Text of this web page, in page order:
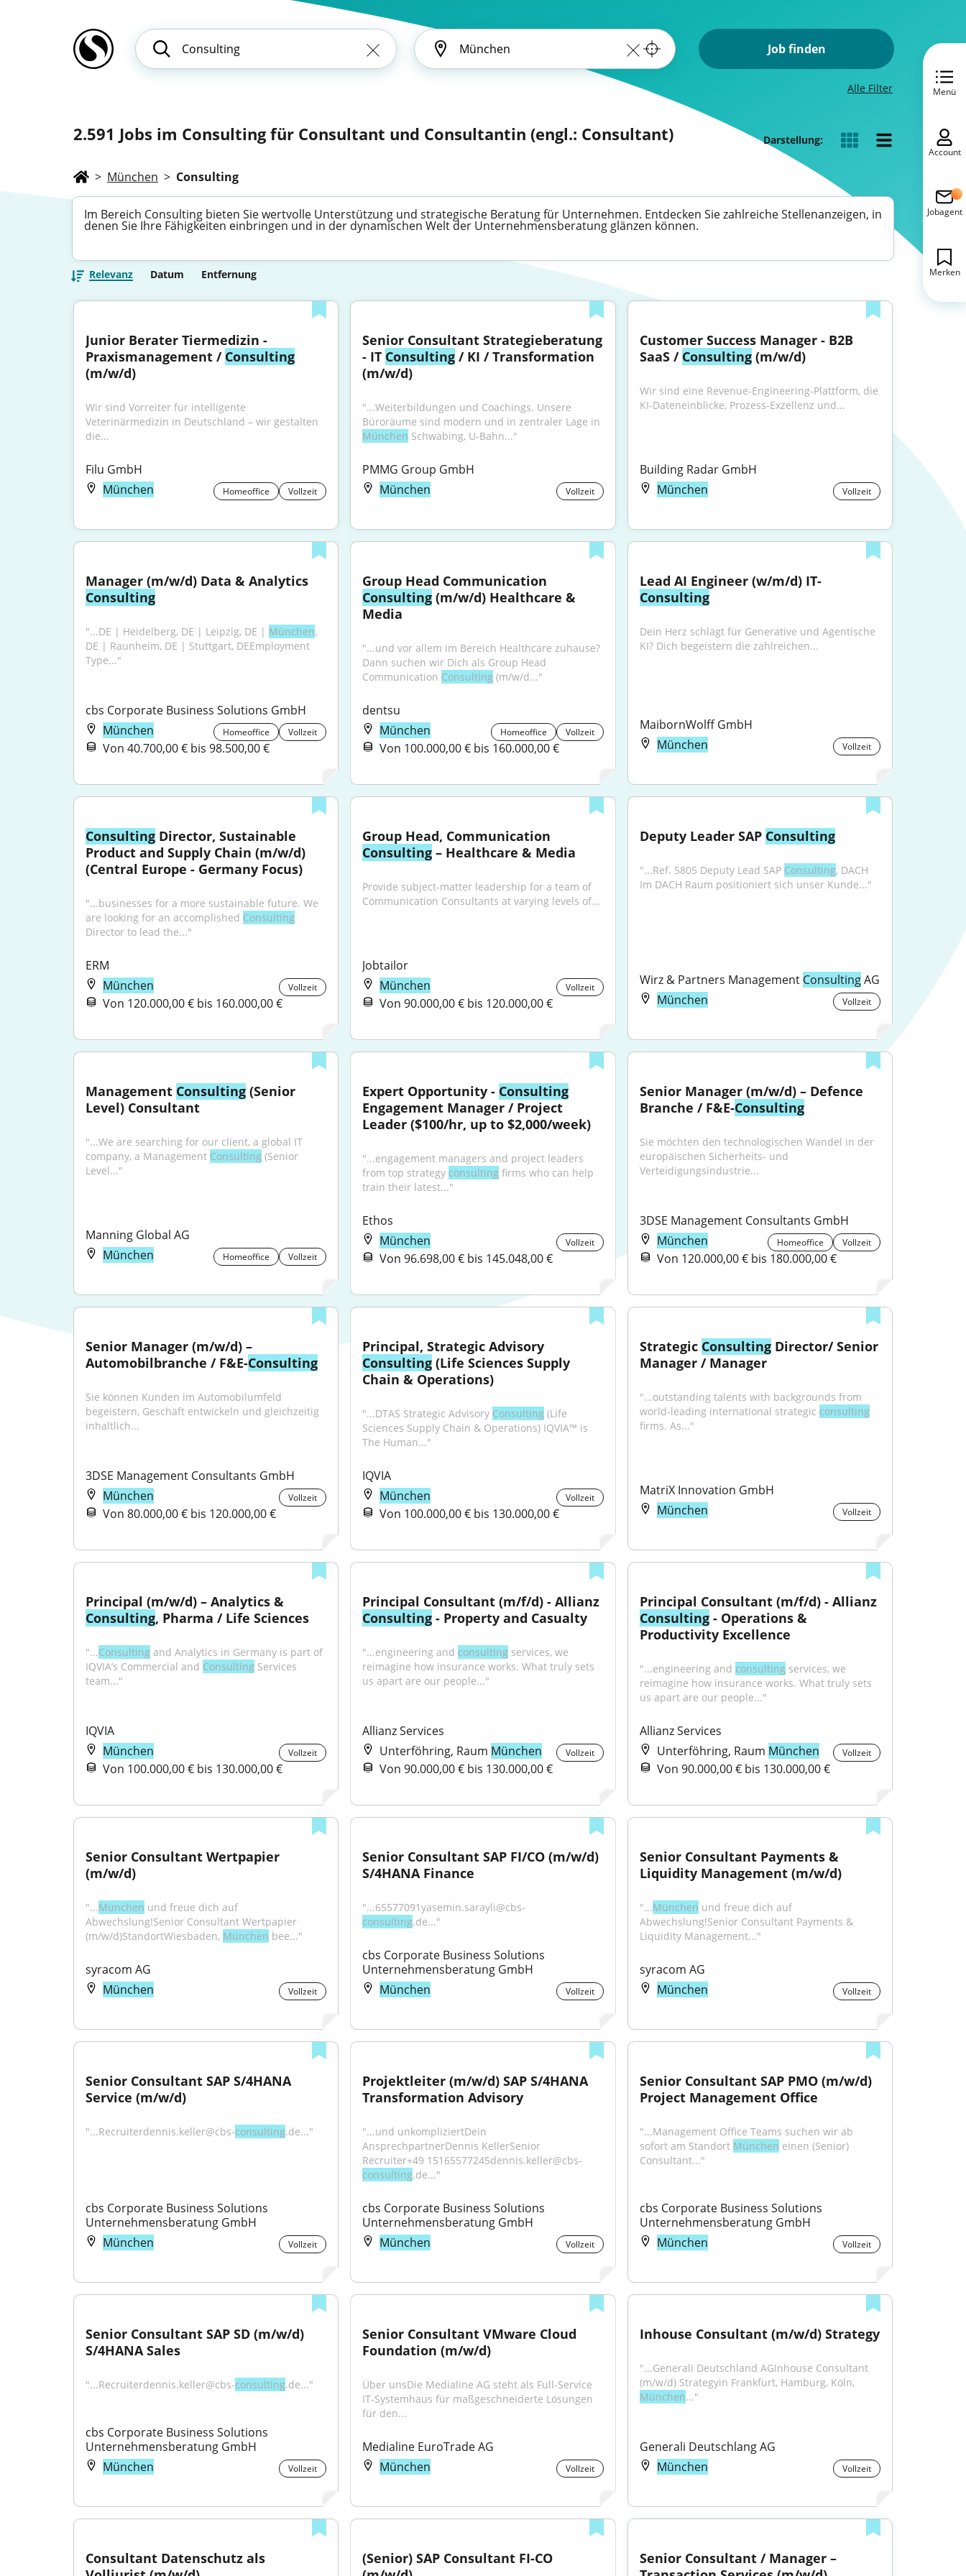
Job finden
Alle Filter
2.591 Jobs im Consulting für Consultant und Consultantin (engl.: Consultant) Darstellung:
> München > Consulting
Im Bereich Consulting bieten Sie wertvolle Unterstützung und strategische Beratung für Unternehmen. Entdecken Sie zahlreiche Stellenanzeigen, in
denen Sie Ihre Fähigkeiten einbringen und in der dynamischen Welt der Unternehmensberatung glänzen können.
Relevanz Datum Entfernung
Junior Berater Tiermedizin -
Praxismanagement / Consulting
(m/w/d)
Wir sind Vorreiter für intelligente
Veterinärmedizin in Deutschland – wir gestalten
die...
Filu GmbH
München
Homeoffice Vollzeit
Senior Consultant Strategieberatung
- IT Consulting / KI / Transformation
(m/w/d)
"...Weiterbildungen und Coachings. Unsere
München Schwabing, U-Bahn..."
PMMG Group GmbH
München
Vollzeit
Customer Success Manager - B2B
SaaS / Consulting (m/w/d)
Wir sind eine Revenue-Engineering-Plattform, die
KI-Dateneinblicke, Prozess-Exzellenz und...
Building Radar GmbH
München
Vollzeit
Consulting
"...DE | Heidelberg, DE | Leipzig, DE | München,
DE | Raunheim, DE | Stuttgart, DEEmployment
Type..."
cbs Corporate Business Solutions GmbH
München
Homeoffice Vollzeit
Von 40.700,00 € bis 98.500,00 €
Consulting (m/w/d) Healthcare &
Media
"...und vor allem im Bereich Healthcare zuhause?
Dann suchen wir Dich als Group Head
Communication Consulting (m/w/d..."
dentsu
München
Homeoffice Vollzeit
Von 100.000,00 € bis 160.000,00 €
Lead AI Engineer (w/m/d) IT-
Consulting
Dein Herz schlägt für Generative und Agentische
KI? Dich begeistern die zahlreichen...
MaibornWolff GmbH
München
Vollzeit
Consulting Director, Sustainable
Product and Supply Chain (m/w/d)
(Central Europe - Germany Focus)
"...businesses for a more sustainable future. We
are looking for an accomplished Consulting
Director to lead the..."
ERM
München
Vollzeit
Von 120.000,00 € bis 160.000,00 €
Consulting – Healthcare & Media
Provide subject-matter leadership for a team of
Communication Consultants at varying levels of...
Jobtailor
München
Vollzeit
Von 90.000,00 € bis 120.000,00 €
Deputy Leader SAP Consulting
"...Ref. 5805 Deputy Lead SAP Consulting, DACH
Im DACH Raum positioniert sich unser Kunde..."
Wirz & Partners Management Consulting AG
München
Vollzeit
Management Consulting (Senior
Level) Consultant
"...We are searching for our client, a global IT
company, a Management Consulting (Senior
Level..."
Manning Global AG
München
Homeoffice Vollzeit
Expert Opportunity - Consulting
Engagement Manager / Project
Leader ($100/hr, up to $2,000/week)
"...engagement managers and project leaders
from top strategy consulting firms who can help
train their latest..."
Ethos
München
Vollzeit
Von 96.698,00 € bis 145.048,00 €
Senior Manager (m/w/d) – Defence
Branche / F&E-Consulting
Sie möchten den technologischen Wandel in der
europäischen Sicherheits- und
Verteidigungsindustrie...
3DSE Management Consultants GmbH
München
Homeoffice Vollzeit
Von 120.000,00 € bis 180.000,00 €
Senior Manager (m/w/d) –
Automobilbranche / F&E-Consulting
Sie können Kunden im Automobilumfeld
begeistern, Geschäft entwickeln und gleichzeitig
inhaltlich...
3DSE Management Consultants GmbH
München
Vollzeit
Von 80.000,00 € bis 120.000,00 €
Consulting (Life Sciences Supply
Chain & Operations)
"...DTAS Strategic Advisory Consulting (Life
Sciences Supply Chain & Operations) IQVIA™ is
The Human..."
IQVIA
München
Vollzeit
Von 100.000,00 € bis 130.000,00 €
Strategic Consulting Director/ Senior
Manager / Manager
"...outstanding talents with backgrounds from
world-leading international strategic consulting
firms. As..."
MatriX Innovation GmbH
München
Vollzeit
Consulting, Pharma / Life Sciences
"...Consulting and Analytics in Germany is part of
IQVIA’s Commercial and Consulting Services
team..."
IQVIA
München
Vollzeit
Von 100.000,00 € bis 130.000,00 €
Consulting - Property and Casualty
"...engineering and consulting services, we
reimagine how insurance works. What truly sets
us apart are our people..."
Allianz Services
Unterföhring, Raum München Vollzeit
Von 90.000,00 € bis 130.000,00 €
Principal Consultant (m/f/d) - Allianz
Consulting - Operations &
Productivity Excellence
"...engineering and consulting services, we
reimagine how insurance works. What truly sets
us apart are our people..."
Allianz Services
Unterföhring, Raum München Vollzeit
Von 90.000,00 € bis 130.000,00 €
Senior Consultant Wertpapier
(m/w/d)
"...München und freue dich auf
Abwechslung!Senior Consultant Wertpapier
(m/w/d)StandortWiesbaden, München bee..."
syracom AG
München
Vollzeit
Senior Consultant SAP FI/CO (m/w/d)
S/4HANA Finance
"...65577091yasemin.sarayli@cbs-
consulting.de..."
cbs Corporate Business Solutions
Unternehmensberatung GmbH
München
Vollzeit
Senior Consultant Payments &
Liquidity Management (m/w/d)
"...München und freue dich auf
Abwechslung!Senior Consultant Payments &
Liquidity Management..."
syracom AG
München
Vollzeit
Senior Consultant SAP S/4HANA
Service (m/w/d)
"...Recruiterdennis.keller@cbs-consulting.de..."
cbs Corporate Business Solutions
Unternehmensberatung GmbH
München
Vollzeit
Projektleiter (m/w/d) SAP S/4HANA
Transformation Advisory
"...und unkompliziertDein
AnsprechpartnerDennis KellerSenior
Recruiter+49 15165577245dennis.keller@cbs-
consulting.de..."
cbs Corporate Business Solutions
Unternehmensberatung GmbH
München
Vollzeit
Senior Consultant SAP PMO (m/w/d)
Project Management Office
"...Management Office Teams suchen wir ab
sofort am Standort München einen (Senior)
Consultant..."
cbs Corporate Business Solutions
Unternehmensberatung GmbH
München
Vollzeit
Senior Consultant SAP SD (m/w/d)
S/4HANA Sales
"...Recruiterdennis.keller@cbs-consulting.de..."
cbs Corporate Business Solutions
Unternehmensberatung GmbH
München
Vollzeit
Senior Consultant VMware Cloud
Foundation (m/w/d)
Über unsDie Medialine AG steht als Full-Service
IT-Systemhaus für maßgeschneiderte Lösungen
für den...
Medialine EuroTrade AG
München
Vollzeit
Inhouse Consultant (m/w/d) Strategy
"...Generali Deutschland AGInhouse Consultant
(m/w/d) Strategyin Frankfurt, Hamburg, Köln,
München..."
Generali Deutschlang AG
München
Vollzeit
Consultant Datenschutz als
(Senior) SAP Consultant FI-CO
Senior Consultant / Manager –
Menü
Account
Jobagent
Merken